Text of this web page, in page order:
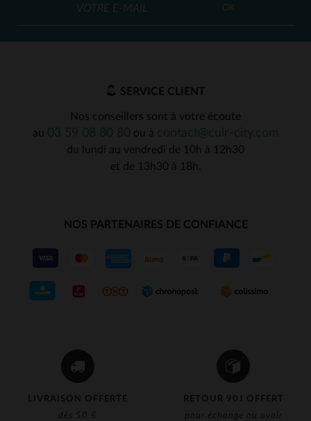
LIVRAISON OFFERTE
dès 50 €
RETOUR 90J OFFERT
pour échange ou avoir
OK
SERVICE CLIENT
Nos conseillers sont à votre écoute
au
ou à
du lundi au vendredi de 10h à 12h30
et de 13h30 à 18h.
NOS PARTENAIRES DE CONFIANCE